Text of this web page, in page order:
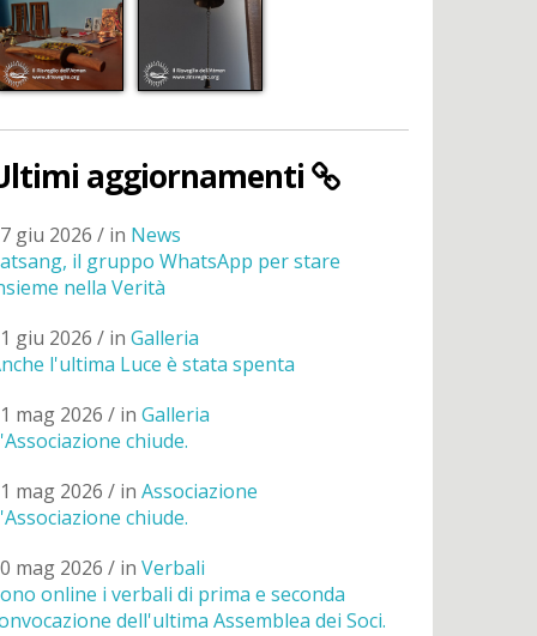
aggiornamenti
giu 2026 / in News
il gruppo WhatsApp per stare
nella Verità
giu 2026 / in Galleria
l'ultima Luce è stata spenta
mag 2026 / in Galleria
chiude.
mag 2026 / in Associazione
chiude.
mag 2026 / in Verbali
online i verbali di prima e seconda
dell'ultima Assemblea dei Soci.